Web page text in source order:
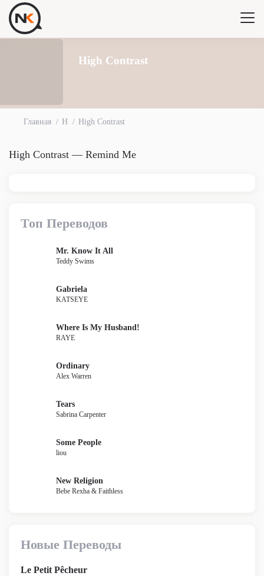
High Contrast
Главная H High Contrast
High Contrast — Remind Me
Топ Переводов
Mr. Know It All
Teddy Swims
Gabriela
KATSEYE
Where Is My Husband!
RAYE
Ordinary
Alex Warren
Tears
Sabrina Carpenter
Some People
liou
New Religion
Bebe Rexha & Faithless
Новые Переводы
Le Petit Pêcheur